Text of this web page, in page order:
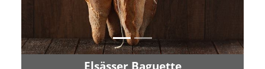
Elsässer Baguette